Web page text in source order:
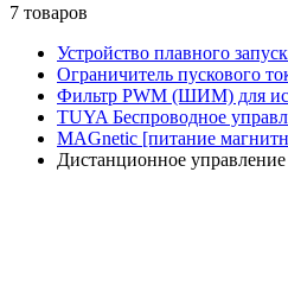
7 товаров
Устройство плавного
Ограничитель пускового
Фильтр PWM (ШИМ) для
TUYA Беспроводное
MAGnetic [питание
Дистанционное